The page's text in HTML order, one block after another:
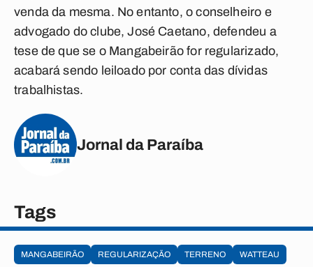
venda da mesma. No entanto, o conselheiro e
advogado do clube, José Caetano, defendeu a
tese de que se o Mangabeirão for regularizado,
acabará sendo leiloado por conta das dívidas
trabalhistas.
Jornal da Paraíba
Tags
MANGABEIRÃO REGULARIZAÇÃO TERRENO WATTEAU